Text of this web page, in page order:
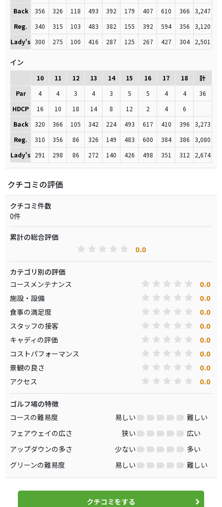
Back
356 326 118 493 392 179 407 610 366
3,247
Reg.
340 315 103 483 382 155 392 594 356
3,120
Lady's 300 275 100 416 287 125 267 427 304 2,501
イン
10 11 12 13 14 15 16 17 18
計
Par
4 4 3 4 3 5 5 4 4
36
HDCP
16 10 18 14 8 12 2 4
6
Back
320 366 105 342 224 493 617 410 396
3,273
Reg.
310 356 86 326 149 483 600 384 386
3,080
Lady's 291 298 86 272 140 426 498 351 312 2,674
クチコミの評価
クチコミ件数
0件
累計の総合評価
0.0
カテゴリ別の評価
コースメンテナンス
0.0
施設・設備 0.0
食事の満足度 0.0
スタッフの接客 0.0
キャディの評価 0.0
コストパフォーマンス 0.0
景観の良さ 0.0
アクセス 0.0
ゴルフ場の特徴
コースの難易度
易しい
難しい
フェアウェイの広さ
狭い
広い
アップダウンの多さ
少ない
多い
グリーンの難易度
易しい 難しい
クチコミをする